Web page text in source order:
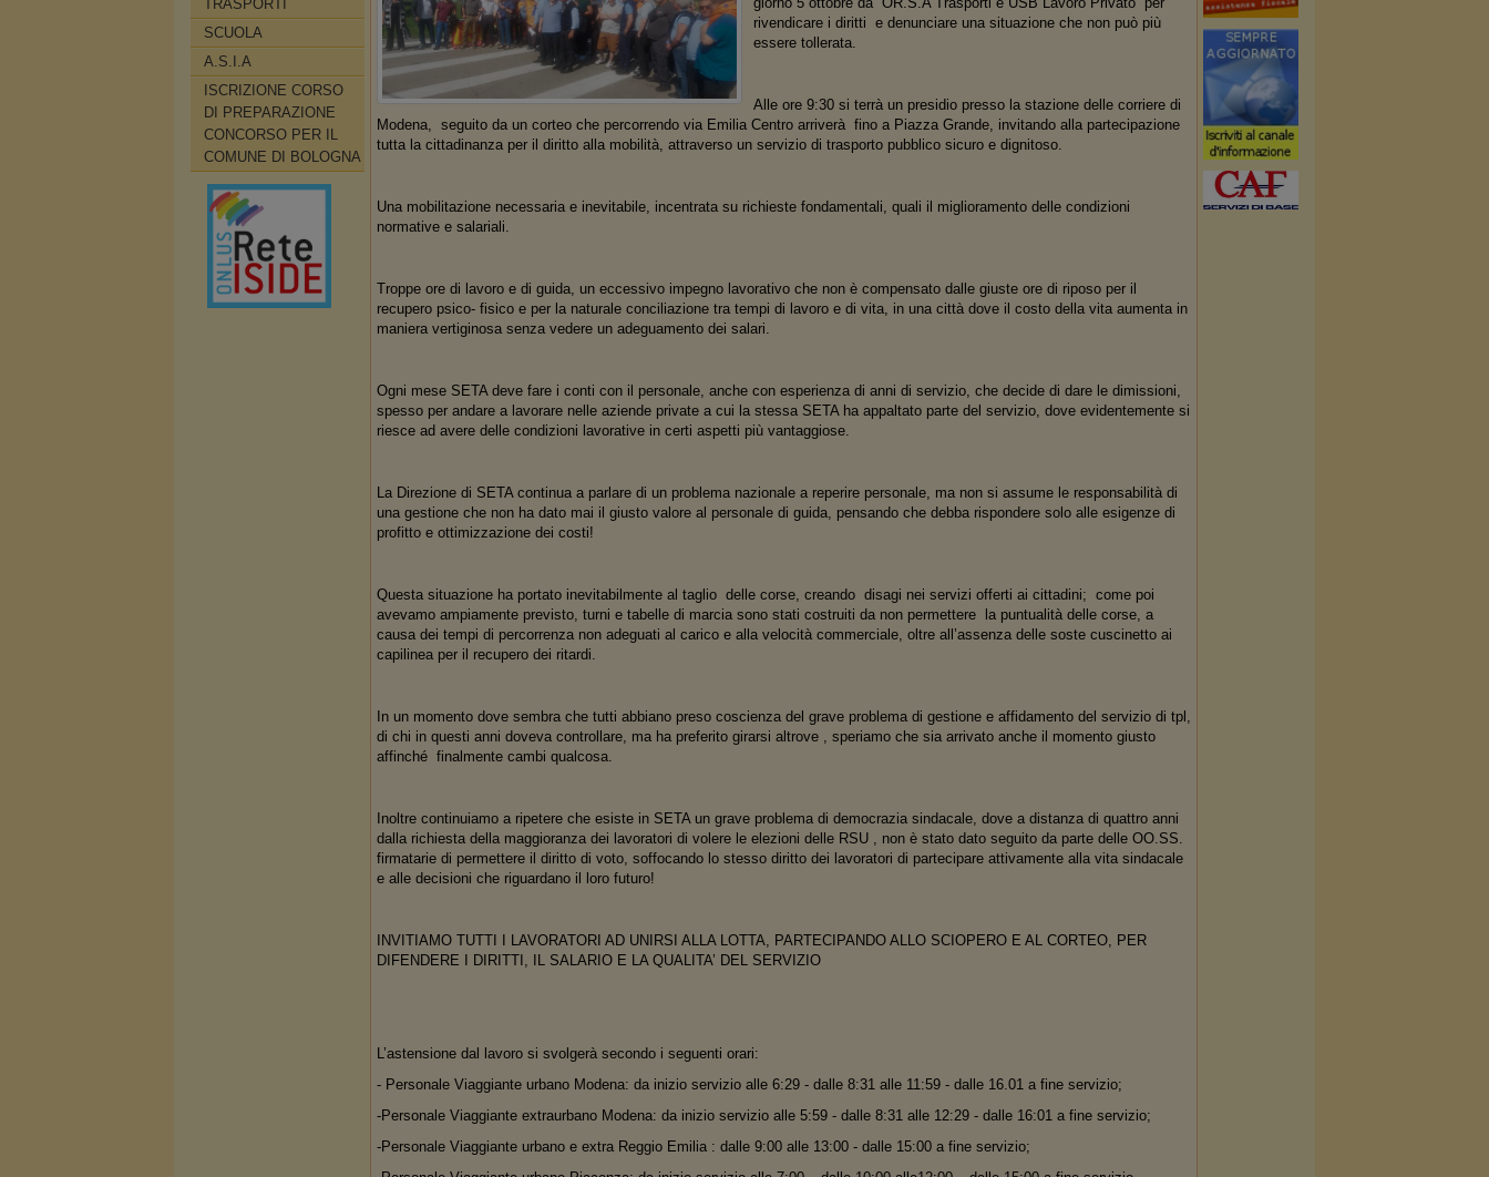
TRASPORTI
SCUOLA
A.S.I.A
ISCRIZIONE CORSO
DI PREPARAZIONE
CONCORSO PER IL
COMUNE DI BOLOGNA
rivendicare i diritti e denunciare una situazione che non può più
essere tollerata.
Alle ore 9:30 si terrà un presidio presso la stazione delle corriere di
Modena, seguito da un corteo che percorrendo via Emilia Centro arriverà fino a Piazza Grande, invitando alla partecipazione
tutta la cittadinanza per il diritto alla mobilità, attraverso un servizio di trasporto pubblico sicuro e dignitoso.
Una mobilitazione necessaria e inevitabile, incentrata su richieste fondamentali, quali il miglioramento delle condizioni
normative e salariali.
Troppe ore di lavoro e di guida, un eccessivo impegno lavorativo che non è compensato dalle giuste ore di riposo per il
recupero psico- fisico e per la naturale conciliazione tra tempi di lavoro e di vita, in una città dove il costo della vita aumenta in
maniera vertiginosa senza vedere un adeguamento dei salari.
Ogni mese SETA deve fare i conti con il personale, anche con esperienza di anni di servizio, che decide di dare le dimissioni,
spesso per andare a lavorare nelle aziende private a cui la stessa SETA ha appaltato parte del servizio, dove evidentemente si
riesce ad avere delle condizioni lavorative in certi aspetti più vantaggiose.
La Direzione di SETA continua a parlare di un problema nazionale a reperire personale, ma non si assume le responsabilità di
una gestione che non ha dato mai il giusto valore al personale di guida, pensando che debba rispondere solo alle esigenze di
profitto e ottimizzazione dei costi!
Questa situazione ha portato inevitabilmente al taglio delle corse, creando disagi nei servizi offerti ai cittadini; come poi
avevamo ampiamente previsto, turni e tabelle di marcia sono stati costruiti da non permettere la puntualità delle corse, a
causa dei tempi di percorrenza non adeguati al carico e alla velocità commerciale, oltre all’assenza delle soste cuscinetto ai
capilinea per il recupero dei ritardi.
In un momento dove sembra che tutti abbiano preso coscienza del grave problema di gestione e affidamento del servizio di tpl,
di chi in questi anni doveva controllare, ma ha preferito girarsi altrove , speriamo che sia arrivato anche il momento giusto
affinché finalmente cambi qualcosa.
Inoltre continuiamo a ripetere che esiste in SETA un grave problema di democrazia sindacale, dove a distanza di quattro anni
dalla richiesta della maggioranza dei lavoratori di volere le elezioni delle RSU , non è stato dato seguito da parte delle OO.SS.
firmatarie di permettere il diritto di voto, soffocando lo stesso diritto dei lavoratori di partecipare attivamente alla vita sindacale
e alle decisioni che riguardano il loro futuro!
INVITIAMO TUTTI I LAVORATORI AD UNIRSI ALLA LOTTA, PARTECIPANDO ALLO SCIOPERO E AL CORTEO, PER
DIFENDERE I DIRITTI, IL SALARIO E LA QUALITA’ DEL SERVIZIO
L’astensione dal lavoro si svolgerà secondo i seguenti orari:
- Personale Viaggiante urbano Modena: da inizio servizio alle 6:29 - dalle 8:31 alle 11:59 - dalle 16.01 a fine servizio;
-Personale Viaggiante extraurbano Modena: da inizio servizio alle 5:59 - dalle 8:31 alle 12:29 - dalle 16:01 a fine servizio;
-Personale Viaggiante urbano e extra Reggio Emilia : dalle 9:00 alle 13:00 - dalle 15:00 a fine servizio;